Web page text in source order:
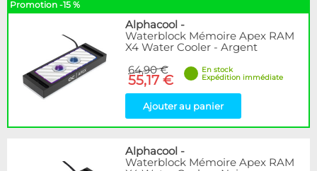
Promotion -15 %
Alphacool -
Waterblock Mémoire Apex RAM
X4 Water Cooler - Argent
64,90 €
55,17 €
En stock
Expédition immédiate
Ajouter au panier
Alphacool -
Waterblock Mémoire Apex RAM